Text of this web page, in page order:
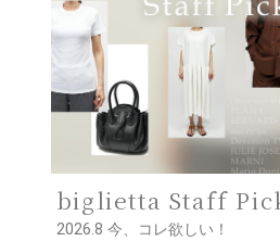
biglietta Staff
2026.8 今、コレ欲しい！